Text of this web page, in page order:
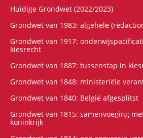
Huidige Grondwet (2022/2023)
Grondwet van 1983: algehele
Grondwet van 1917:
kiesrecht
Grondwet van 1887: tussenstap in
Grondwet van 1848: ministeriële
Grondwet van 1840: België afgesplitst
Grondwet van 1815: samenvoeging
koninkrijk